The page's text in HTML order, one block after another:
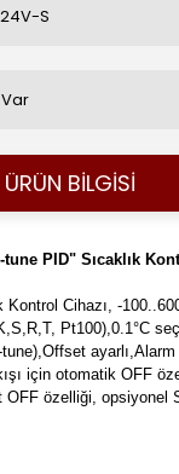
S
ÜRÜN BİLGİSİ
PID" Sıcaklık
Kontrol Cihazı, -
Pt100),0.1°C
ayarlı,Alarm
için otomatik OFF
özelliği, opsiyonel